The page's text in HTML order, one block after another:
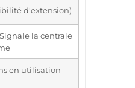
d'extension)
la centrale
en utilisation